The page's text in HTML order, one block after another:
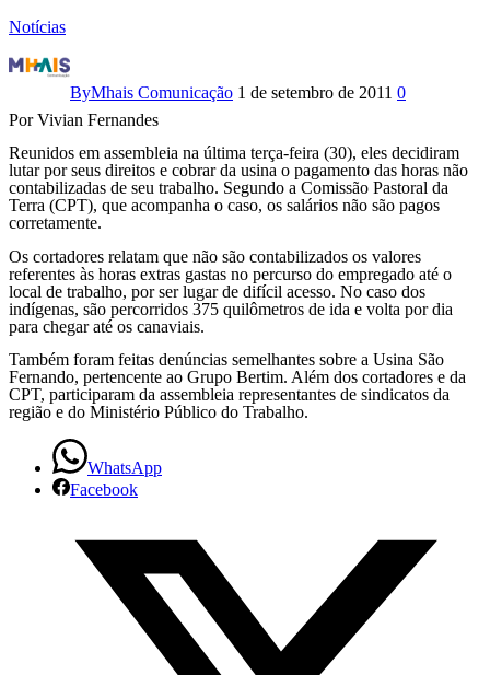
Notícias
Usina
paga
hora
extra
para
cortadores
que
viajam
375
km
por
ByMhais Comunicação 1 de setembro de 2011 0
Por Vivian Fernandes
Reunidos em assembleia na última terça-feira (30), eles decidiram
lutar por seus direitos e cobrar da usina o pagamento das horas não
contabilizadas de seu trabalho. Segundo a Comissão Pastoral da
Terra (CPT), que acompanha o caso, os salários não são pagos
corretamente.
Os cortadores relatam que não são contabilizados os valores
referentes às horas extras gastas no percurso do empregado até o
local de trabalho, por ser lugar de difícil acesso. No caso dos
indígenas, são percorridos 375 quilômetros de ida e volta por dia
para chegar até os canaviais.
Também foram feitas denúncias semelhantes sobre a Usina São
Fernando, pertencente ao Grupo Bertim. Além dos cortadores e da
CPT, participaram da assembleia representantes de sindicatos da
região e do Ministério Público do Trabalho.
WhatsApp
Facebook